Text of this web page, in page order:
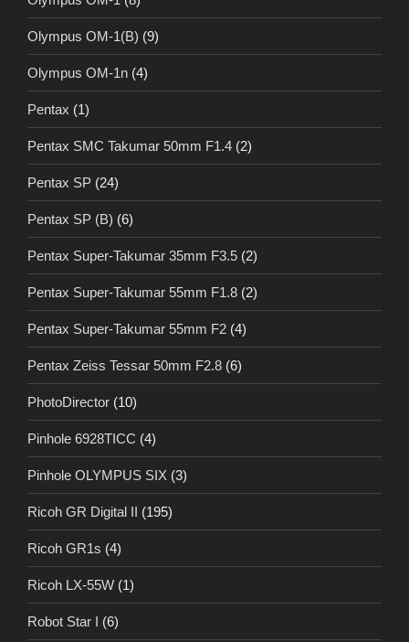
Olympus OM-1(B) (9)
Olympus OM-1n (4)
Pentax (1)
Pentax SMC Takumar 50mm F1.4 (2)
Pentax SP (24)
Pentax SP (B) (6)
Pentax Super-Takumar 35mm F3.5 (2)
Pentax Super-Takumar 55mm F1.8 (2)
Pentax Super-Takumar 55mm F2 (4)
Pentax Zeiss Tessar 50mm F2.8 (6)
PhotoDirector (10)
Pinhole 6928TICC (4)
Pinhole OLYMPUS SIX (3)
Ricoh GR Digital II (195)
Ricoh GR1s (4)
Ricoh LX-55W (1)
Robot Star I (6)